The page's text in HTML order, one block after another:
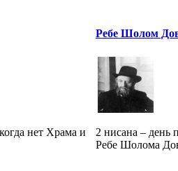
нет Храма и
Ребе Шолом
2 нисана – день
Ребе Шолома